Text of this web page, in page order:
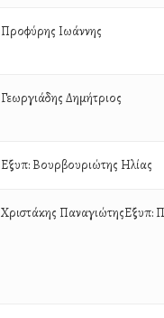
Προφύρης Ιωάννης
Γεωργιάδης Δημήτριος
Εξυπ: Βουρβουριώτης Ηλίας
Χριστάκης ΠαναγιώτηςΕξυπ: